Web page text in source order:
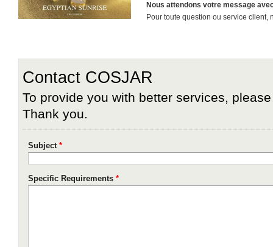
Nous attendons votre message
Pour toute question ou service client,